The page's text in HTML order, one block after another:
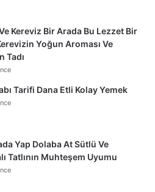
Kereviz Bir Arada Bu Lezzet Bir
Yoğun Aroması Ve
Tadı
Tarifi Dana Etli Kolay Yemek
Yap Dolaba At Sütlü Ve
Tatlının Muhteşem Uyumu